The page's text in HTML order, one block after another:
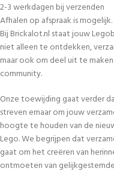
2-3 werkdagen bij verzenden
Afhalen op afspraak is mogelijk.
Bij Brickalot.nl staat jouw
niet alleen te ontdekken,
maar ook om deel uit te
community.
Onze toewijding gaat verder
streven ernaar om jouw
hoogte te houden van de
Lego. We begrijpen dat
gaat om het creëren van
ontmoeten van